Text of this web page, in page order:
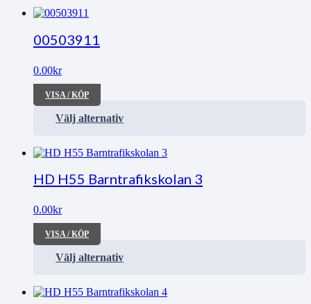
00503911
0.00kr
VISA / KÖP
Välj alternativ
HD H55 Barntrafikskolan 3
0.00kr
VISA / KÖP
Välj alternativ